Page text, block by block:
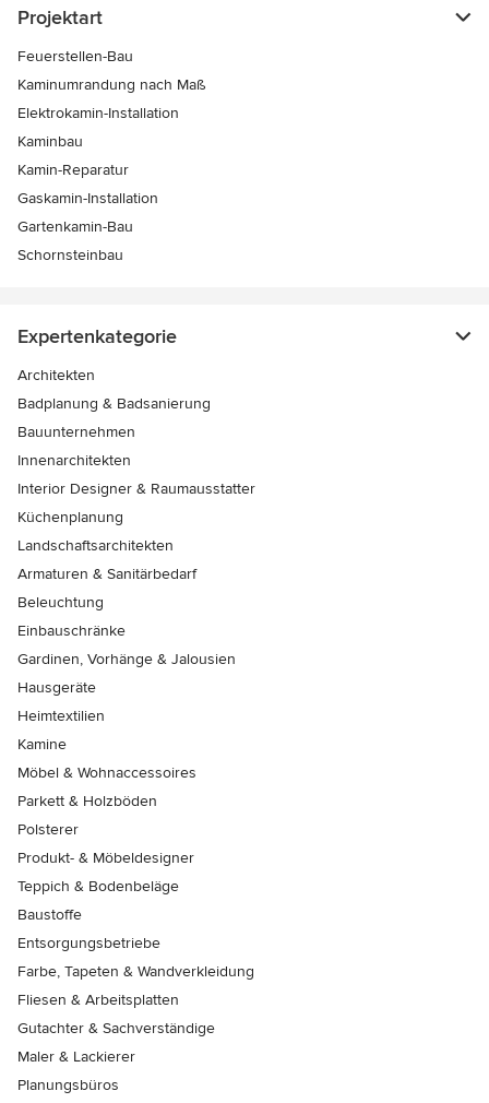
Projektart
Feuerstellen-Bau
Kaminumrandung nach Maß
Elektrokamin-Installation
Kaminbau
Kamin-Reparatur
Gaskamin-Installation
Gartenkamin-Bau
Schornsteinbau
Expertenkategorie
Architekten
Badplanung & Badsanierung
Bauunternehmen
Innenarchitekten
Interior Designer & Raumausstatter
Küchenplanung
Landschaftsarchitekten
Armaturen & Sanitärbedarf
Beleuchtung
Einbauschränke
Gardinen, Vorhänge & Jalousien
Hausgeräte
Heimtextilien
Kamine
Möbel & Wohnaccessoires
Parkett & Holzböden
Polsterer
Produkt- & Möbeldesigner
Teppich & Bodenbeläge
Baustoffe
Entsorgungsbetriebe
Farbe, Tapeten & Wandverkleidung
Fliesen & Arbeitsplatten
Gutachter & Sachverständige
Maler & Lackierer
Planungsbüros